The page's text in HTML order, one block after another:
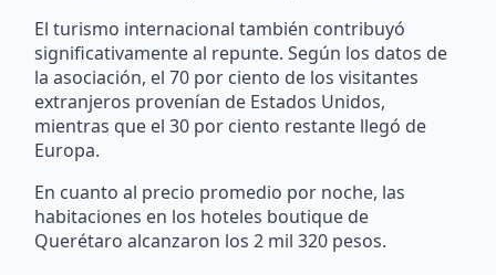
El turismo internacional también contribuyó
significativamente al repunte. Según los datos de
la asociación, el 70 por ciento de los visitantes
extranjeros provenían de Estados Unidos,
mientras que el 30 por ciento restante llegó de
Europa.
En cuanto al precio promedio por noche, las
habitaciones en los hoteles boutique de
Querétaro alcanzaron los 2 mil 320 pesos.